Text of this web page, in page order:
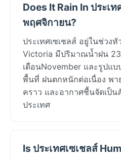
Does It Rain In ประเท
พฤศจิกายน?
ประเทศเซเชลส์ อยู่ในช่วง
Victoria มีปริมาณน้ำฝน
เดือนNovember และรูปแ
พื้นที่ ฝนตกหนักต่อเนื่อง พา
คราว และอากาศชื้นจัดเป็
ประเทศ
Is ประเทศเซเชลส์